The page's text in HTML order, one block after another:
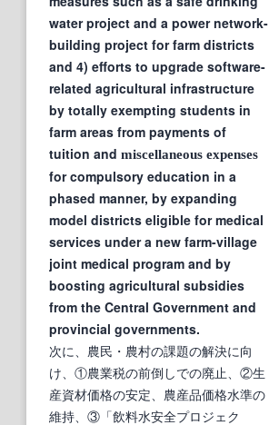
water project and a power network-
building project for farm districts
and 4) efforts to upgrade software-
related agricultural infrastructure
by totally exempting students in
farm areas from payments of
tuition and miscellaneous expenses
for compulsory education in a
phased manner, by expanding
model districts eligible for medical
services under a new farm-village
joint medical program and by
boosting agricultural subsidies
from the Central Government and
provincial governments.
次に、農民・農村の課題の解決に向
け、①農業税の前倒しでの廃止、②生
産資材価格の安定、農産品価格水準の
維持、③「飲料水安全プロジェク